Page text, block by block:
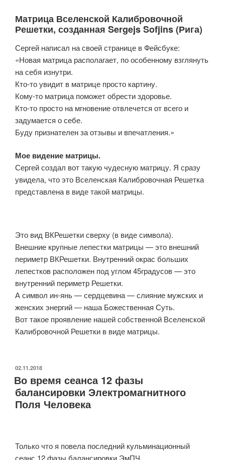
Матрица Вселенской Калибровочной
Решетки, созданная Sergejs Sofjins (Рига)
Сергей написал на своей странице в Фейсбуке:
«Новая матрица располагает, по особенному взглянуть
на себя изнутри.
Кто-то увидит в матрице просто картину.
Кому-то матрица поможет обрести здоровье.
Кто-то просто на мгновение отвлечется от всего и
задумается о себе.
Буду признателен за отзывы и впечатления.»
Мое видение матрицы.
Сергей создал вот такую чудесную матрицу. Я сразу
увидела, что это Вселенская Калибровочная Решетка
представлена в виде такой матрицы.
Это вид ВКРешетки сверху (в виде символа).
Внешние крупные лепестки матрицы — это внешний
периметр ВКРешетки. Внутренний окрас больших
лепестков расположен под углом 45градусов — это
внутренний периметр Решетки.
А символ ин-янь — сердцевина — слияние мужских и
женских энергий — наша Божественная Суть.
Вот такое проявление нашей собственной Вселенской
Калибровочной Решетки в виде матрицы.
ОПУБЛИКОВАНО
02.11.2018
Во время сеанса 12 фазы
балансировки Электромагнитного
Поля Человека
Только что я повела последний кульминационный
сеанс 12 фазы балансировки ЭмПЧ.